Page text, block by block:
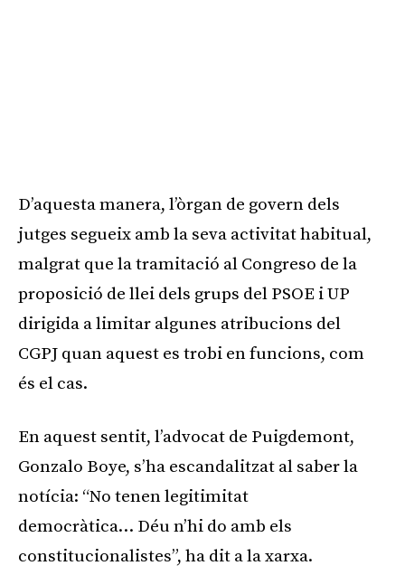
D’aquesta manera, l’òrgan de govern dels
jutges segueix amb la seva activitat habitual,
malgrat que la tramitació al Congreso de la
proposició de llei dels grups del PSOE i UP
dirigida a limitar algunes atribucions del
CGPJ quan aquest es trobi en funcions, com
és el cas.
En aquest sentit, l’advocat de Puigdemont,
Gonzalo Boye, s’ha escandalitzat al saber la
notícia: “No tenen legitimitat
democràtica… Déu n’hi do amb els
constitucionalistes”, ha dit a la xarxa.